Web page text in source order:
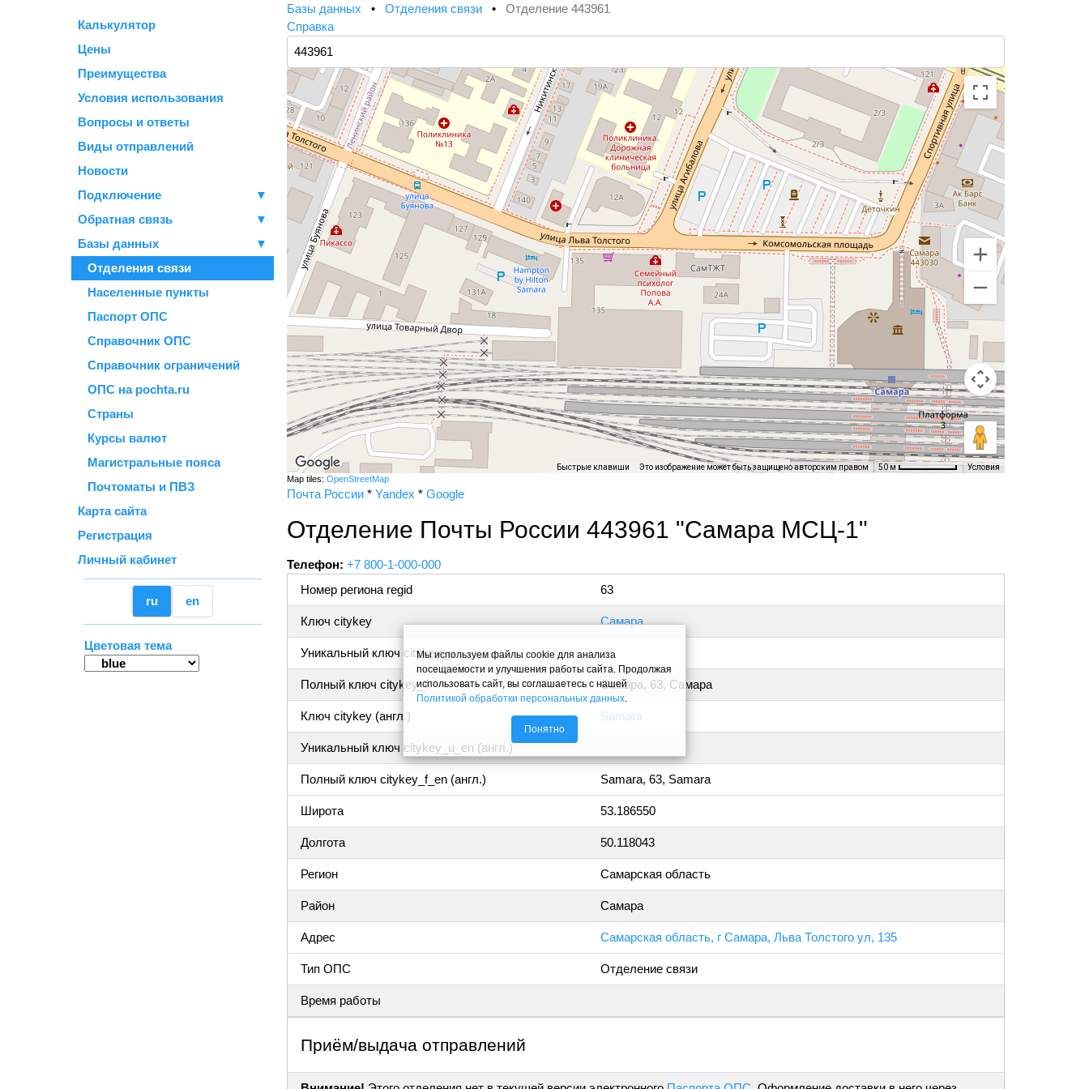
Калькулятор
Цены
Преимущества
Условия использования
Вопросы и ответы
Виды отправлений
Новости
Подключение
▼
Обратная связь
▼
Базы данных
▼
Отделения связи
Населенные пункты
Паспорт ОПС
Справочник ОПС
Справочник ограничений
ОПС на pochta.ru
Страны
Курсы валют
Магистральные пояса
Почтоматы и ПВЗ
Карта сайта
Регистрация
Личный кабинет
ru en
Цветовая тема
Базы данных • Отделения связи • Отделение 443961
Справка
Быстрые клавиши Это изображение может быть защищено авторским правом 50 м Условия
Map tiles: OpenStreetMap
Почта России * Yandex * Google
Отделение Почты России 443961 "Самара МСЦ-1"
Телефон: +7 800-1-000-000
Номер региона regid
63
Ключ citykey Самара
Уникальный ключ citykey_u
Полный ключ citykey_f Самара, 63, Самара
Ключ citykey (англ.) Samara
Уникальный ключ citykey_u_en (англ.)
Полный ключ citykey_f_en (англ.) Samara, 63, Samara
Широта 53.186550
Долгота 50.118043
Регион Самарская область
Район Самара
Адрес Самарская область, г Самара, Льва Толстого ул, 135
Тип ОПС Отделение связи
Время работы
Приём/выдача отправлений
Мы используем файлы cookie для анализа
посещаемости и улучшения работы сайта. Продолжая
использовать сайт, вы соглашаетесь с нашей
Политикой обработки персональных данных
Понятно